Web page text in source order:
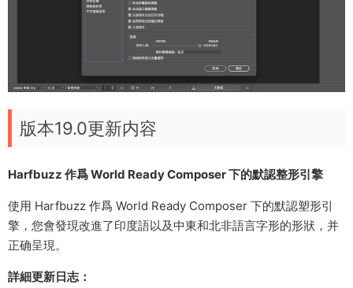
版本19.0更新内容
Harfbuzz 作爲 World Ready Composer 下的默認整形引擎
使用 Harfbuzz 作爲 World Ready Composer 下的默認塑形引
擎，您會發現改進了印度語以及中東和北非語言字形的形狀，并
正确呈現。
詳細更新日志：